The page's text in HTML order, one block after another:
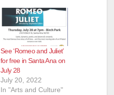
See ‘Romeo and Juliet’
for free in Santa Ana on
July 28
July 20, 2022
In "Arts and Culture"